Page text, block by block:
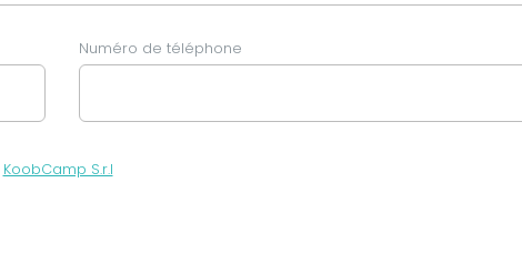
Numéro de téléphone
KoobCamp S.r.l